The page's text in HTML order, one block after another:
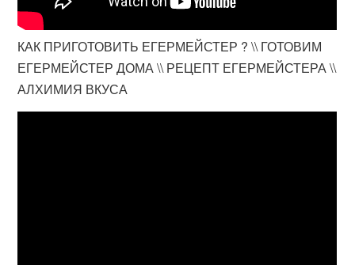
КАК ПРИГОТОВИТЬ ЕГЕРМЕЙСТЕР ? \\ ГОТОВИМ
ЕГЕРМЕЙСТЕР ДОМА \\ РЕЦЕПТ ЕГЕРМЕЙСТЕРА \\
АЛХИМИЯ ВКУСА